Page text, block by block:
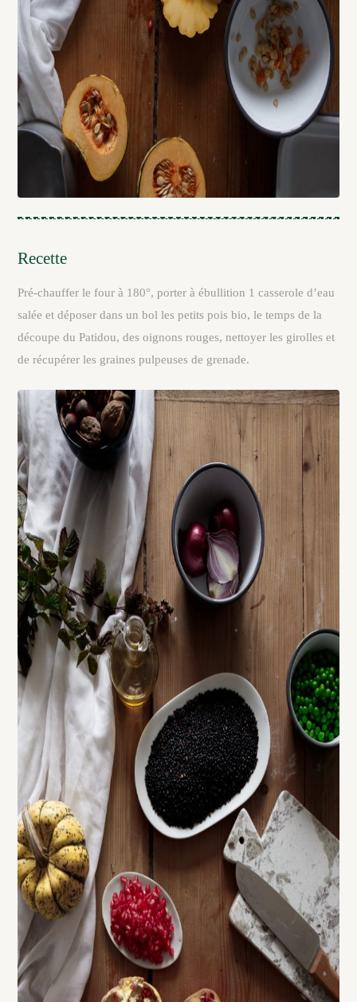
Recette
Pré-chauffer le four à 180°, porter à ébullition 1 casserole d’eau
salée et déposer dans un bol les petits pois bio, le temps de la
découpe du Patidou, des oignons rouges, nettoyer les girolles et
de récupérer les graines pulpeuses de grenade.